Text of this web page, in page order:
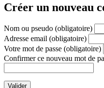
Créer un nouveau
Nom ou pseudo (obligatoire)
Adresse email (obligatoire)
Votre mot de passe (obligatoire)
Confirmer ce nouveau mot de